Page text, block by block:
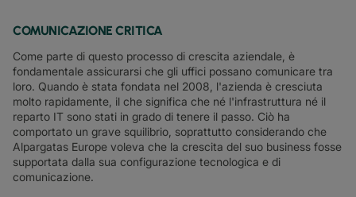
COMUNICAZIONE CRITICA
Come parte di questo processo di crescita aziendale, è
fondamentale assicurarsi che gli uffici possano comunicare tra
loro. Quando è stata fondata nel 2008, l'azienda è cresciuta
molto rapidamente, il che significa che né l'infrastruttura né il
reparto IT sono stati in grado di tenere il passo. Ciò ha
comportato un grave squilibrio, soprattutto considerando che
Alpargatas Europe voleva che la crescita del suo business fosse
supportata dalla sua configurazione tecnologica e di
comunicazione.